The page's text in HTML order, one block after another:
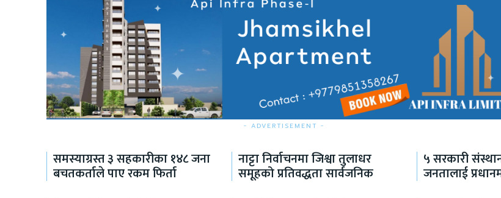
- ADVERTISEMENT -
समस्याग्रस्त ३ सहकारीका १४८ जना
बचतकर्ताले पाए रकम फिर्ता
नाट्टा निर्वाचनमा जिश्वा तुलाधर
समूहको प्रतिवद्धता सार्वजनिक
५ सरकारी
जनतालाई